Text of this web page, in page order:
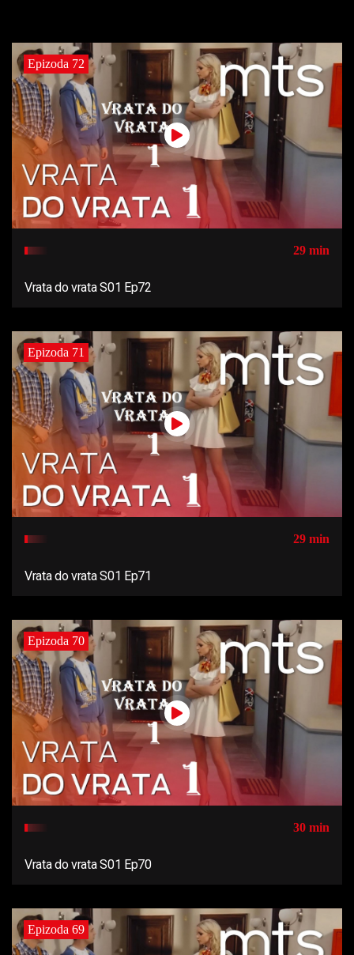
Epizoda 72
29 min
Vrata do vrata S01 Ep72
Epizoda 71
29 min
Vrata do vrata S01 Ep71
Epizoda 70
30 min
Vrata do vrata S01 Ep70
Epizoda 69